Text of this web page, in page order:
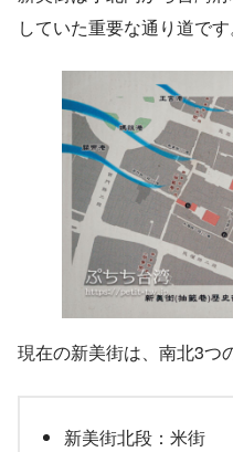
していた重要な通り道です
現在の新美街は、南北3つ
新美街北段：米街